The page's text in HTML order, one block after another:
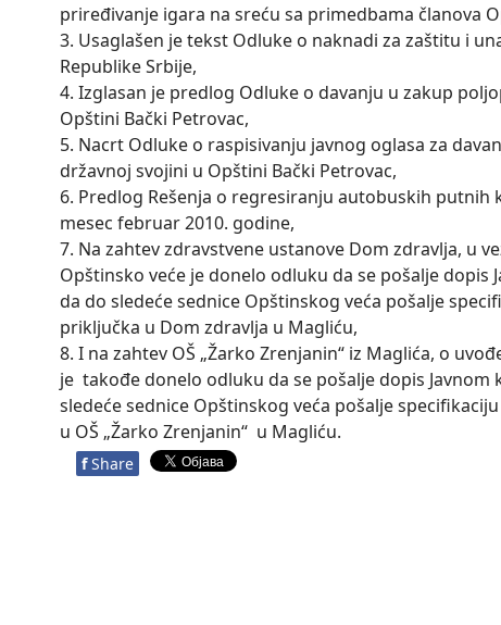
priređivanje igara na sreću sa primedbama članova
3. Usaglašen je tekst Odluke o naknadi za zaštitu i
Republike Srbije,
4. Izglasan je predlog Odluke o davanju u zakup
Opštini Bački Petrovac,
5. Nacrt Odluke o raspisivanju javnog oglasa za
državnoj svojini u Opštini Bački Petrovac,
6. Predlog Rešenja o regresiranju autobuskih
mesec februar 2010. godine,
7. Na zahtev zdravstvene ustanove Dom zdravlja, u
Opštinsko veće je donelo odluku da se pošalje dopis
da do sledeće sednice Opštinskog veća pošalje
priključka u Dom zdravlja u Magliću,
8. I na zahtev OŠ „Žarko Zrenjanin“ iz Maglića, o
je takođe donelo odluku da se pošalje dopis Javnom
sledeće sednice Opštinskog veća pošalje
u OŠ „Žarko Zrenjanin“ u Magliću.
f Share